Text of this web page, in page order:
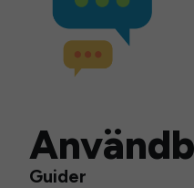
Guider